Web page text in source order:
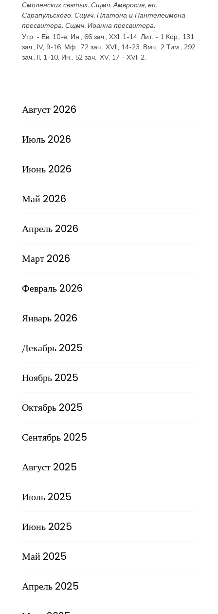
Смоленских святых. Сщмч.Амвросия, еп.
Сарапульского. Сщмч. Платонаи Пантелеимона
пресвитера. Сщмч. Иоаннапресвитера.
Утр. - Ев. 10-е, Ин., 66 зач., XXI, 1-14. Лит. - 1 Кор., 131
зач., IV, 9-16. Мф., 72 зач., XVII, 14-23. Вмч.: 2 Тим., 292
зач., II, 1-10. Ин., 52 зач., XV, 17 - XVI, 2.
Август 2026
Июль 2026
Июнь 2026
Май 2026
Апрель 2026
Март 2026
Февраль 2026
Январь 2026
Декабрь 2025
Ноябрь 2025
Октябрь 2025
Сентябрь 2025
Август 2025
Июль 2025
Июнь 2025
Май 2025
Апрель 2025